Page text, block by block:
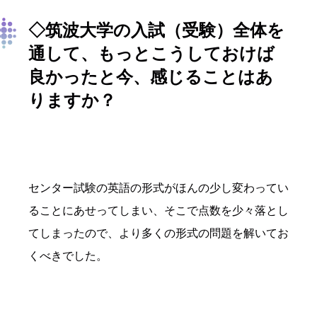
◇筑波大学の入試（受験）全体を
通して、もっとこうしておけば
良かったと今、感じることはあ
りますか？
センター試験の英語の形式がほんの少し変わってい
ることにあせってしまい、そこで点数を少々落とし
てしまったので、より多くの形式の問題を解いてお
くべきでした。